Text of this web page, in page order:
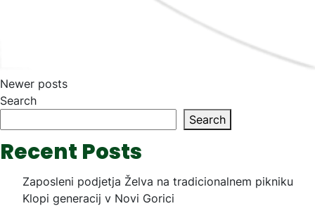
Posts
navigation
Newer posts
Search
Search
Recent Posts
Zaposleni podjetja Želva na tradicionalnem pikniku
Klopi generacij v Novi Gorici